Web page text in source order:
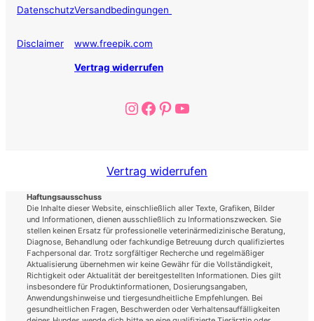
Datenschutz
Disclaimer
Versandbedingungen
www.freepik.com
Vertrag widerrufen
Instagram
Facebook
Pinterest
YouTube
Vertrag widerrufen
Haftungsausschuss
Die Inhalte dieser Website, einschließlich aller Texte, Grafiken, Bilder
und Informationen, dienen ausschließlich zu Informationszwecken. Sie
stellen keinen Ersatz für professionelle veterinärmedizinische Beratung,
Diagnose, Behandlung oder fachkundige Betreuung durch qualifiziertes
Fachpersonal dar. Trotz sorgfältiger Recherche und regelmäßiger
Aktualisierung übernehmen wir keine Gewähr für die Vollständigkeit,
Richtigkeit oder Aktualität der bereitgestellten Informationen. Dies gilt
insbesondere für Produktinformationen, Dosierungsangaben,
Anwendungshinweise und tiergesundheitliche Empfehlungen. Bei
gesundheitlichen Fragen, Beschwerden oder Verhaltensauffälligkeiten